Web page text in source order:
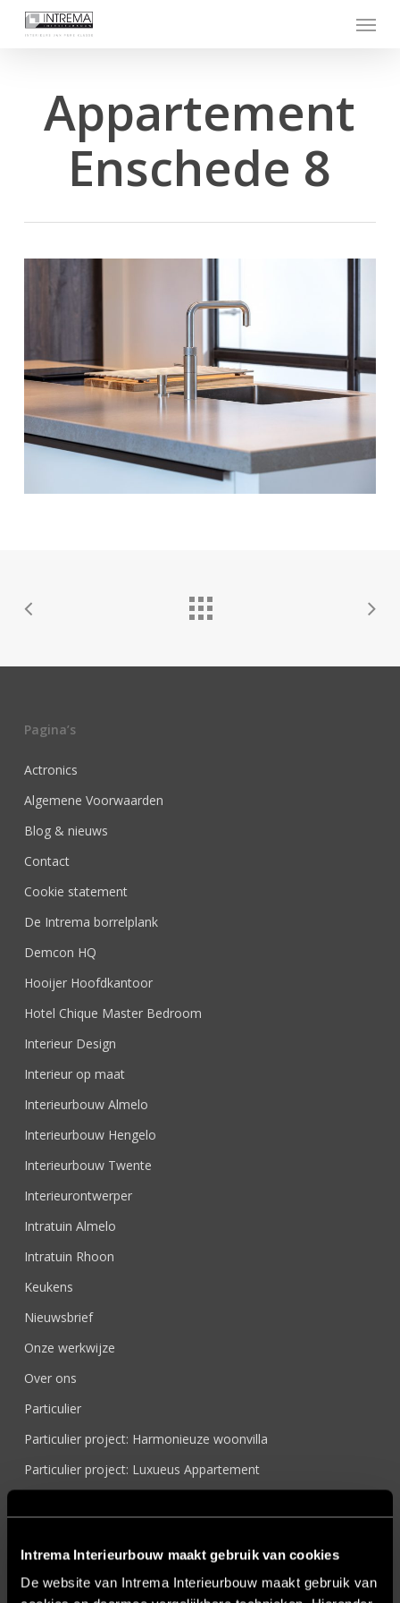
Intrema Interieurbouw maakt gebruik van cookies
De website van Intrema Interieurbouw maakt gebruik van
Menu
Appartement
Enschede 8
Pagina’s
Actronics
Algemene Voorwaarden
Blog & nieuws
Contact
Cookie statement
De Intrema borrelplank
Demcon HQ
Hooijer Hoofdkantoor
Hotel Chique Master Bedroom
Interieur Design
Interieur op maat
Interieurbouw Almelo
Interieurbouw Hengelo
Interieurbouw Twente
Interieurontwerper
Intratuin Almelo
Intratuin Rhoon
Keukens
Nieuwsbrief
Onze werkwijze
Over ons
Particulier
Particulier project: Harmonieuze woonvilla
Particulier project: Luxueus Appartement
Particulier project: Stijlvolle Woonvilla
Particulier project: Woonvilla met exclusief maatwerk